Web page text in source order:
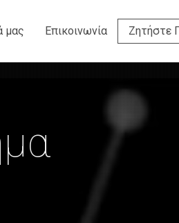
μας Επικοινωνία Ζητήστε